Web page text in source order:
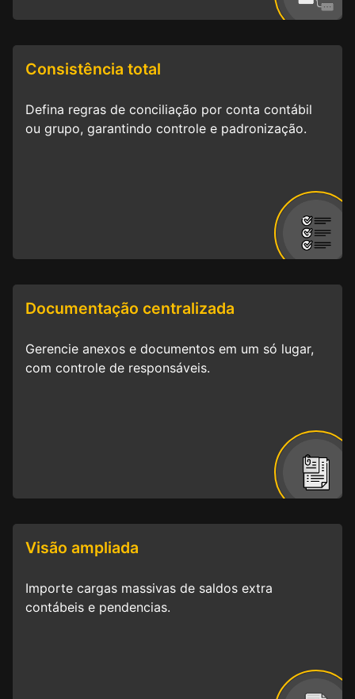
Consistência total
Defina regras de conciliação por conta contábil
ou grupo, garantindo controle e padronização.
Documentação centralizada
Gerencie anexos e documentos em um só lugar,
com controle de responsáveis.
Visão ampliada
Importe cargas massivas de saldos extra
contábeis e pendencias.